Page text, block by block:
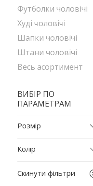
Футболки чоловічі
Худі чоловічі
Шапки чоловічі
Штани чоловічі
Весь асортимент
ВИБІР ПО
ПАРАМЕТРАМ
Розмір
M
XL
Колір
білий
Скинути фільтри